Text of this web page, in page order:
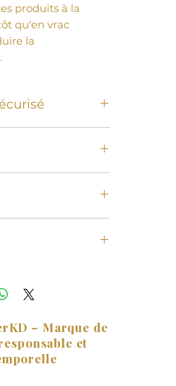
produits à la
qu'en vrac
la
sous 2 à 5
puis
compter de la date
votre commande.
– Marque de
et